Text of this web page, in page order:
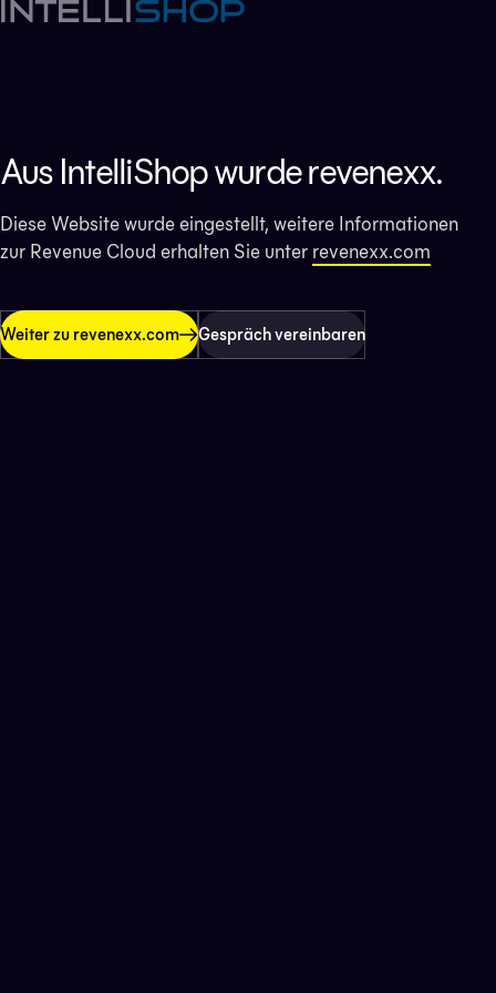
Aus IntelliShop wurde revenexx.
Diese Website wurde eingestellt, weitere Informationen
zur Revenue Cloud erhalten Sie unter revenexx.com
Weiter zu revenexx.com Gespräch vereinbaren